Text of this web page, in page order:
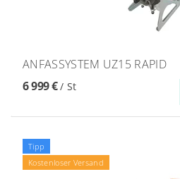
ANFASSYSTEM UZ15 RAPID
6 999 €/ St
Tipp
Kostenloser Versand